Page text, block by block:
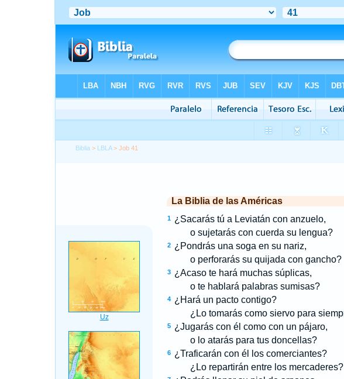
Biblia > LBLA> Job 41
La Biblia de las Américas
1
¿Sacarás tú a Leviatán con anzuelo,
o sujetarás con cuerda su lengua?
2
¿Pondrás una soga en su nariz,
o perforarás su quijada con gancho?
3
¿Acaso te hará muchas súplicas,
o te hablará palabras sumisas?
4
¿Hará un pacto contigo?
¿Lo tomarás como siervo para
5
¿Jugarás con él como con un pájaro,
o lo atarás para tus doncellas?
6
¿Traficarán con él los comerciantes?
¿Lo repartirán entre los mercaderes?